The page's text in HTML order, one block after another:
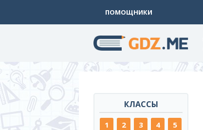
ПОМОЩНИКИ
КЛАССЫ
1 2 3 4 5